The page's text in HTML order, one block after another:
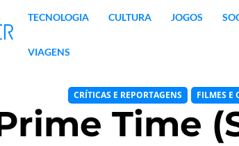
TECNOLOGIA CULTURA JOGOS
VIAGENS
CRÍTICAS E REPORTAGENS FILMES E
Time